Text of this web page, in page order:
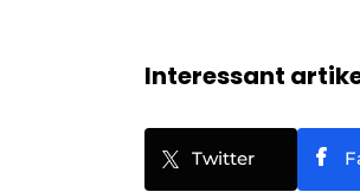
Interessant
Twitter